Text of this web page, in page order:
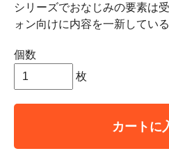
シリーズでおなじみの要素は
ォン向けに内容を一新している
個数
枚
カートに